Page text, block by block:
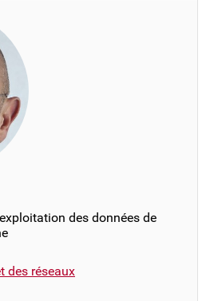
des données de
des réseaux